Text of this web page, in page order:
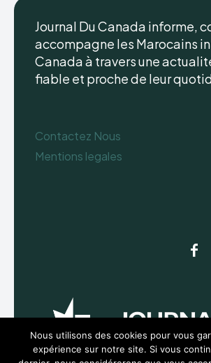
Journal Du Canada informe,
accompagne les Marocains
Canada à travers une
fiable et proche de leur
Contactez Nous
Mentions legales
Nous utilisons des cookies pour vous
expérience sur notre site. Si vous